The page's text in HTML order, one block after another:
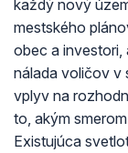
každý nový
mestského
obec a investori,
nálada voličov v
vplyv na
to, akým
Existujúca